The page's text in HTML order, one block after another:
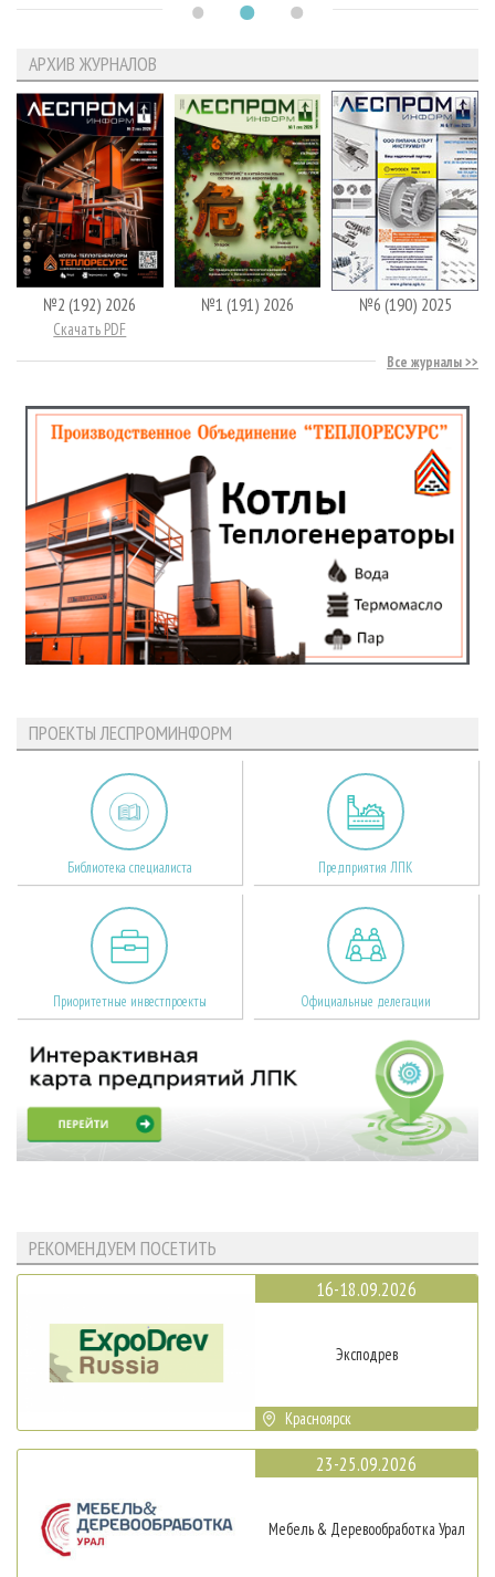
АРХИВ ЖУРНАЛОВ
№2 (192) 2026
Скачать PDF
№1 (191) 2026 №6 (190) 2025
Все журналы
ПРОЕКТЫ ЛЕСПРОМИНФОРМ
Библиотека специалиста Предприятия ЛПК
Приоритетные инвестпроекты Официальные делегации
РЕКОМЕНДУЕМ ПОСЕТИТЬ
16-18.09.2026
Эксподрев
Красноярск
23-25.09.2026
Мебель & Деревообработка Урал